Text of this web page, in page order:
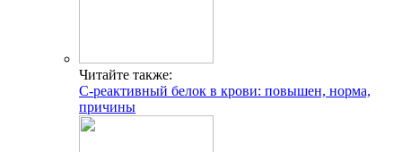
Читайте также:
С-реактивный белок в крови: повышен, норма,
причины